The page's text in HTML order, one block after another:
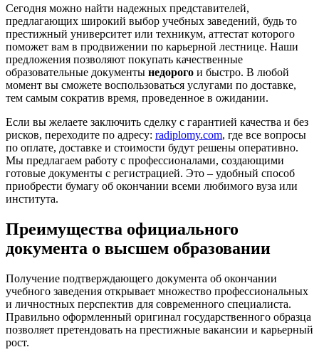
Сегодня можно найти надежных представителей,
предлагающих широкий выбор учебных заведений, будь то
престижный университет или техникум, аттестат которого
поможет вам в продвижении по карьерной лестнице. Наши
предложения позволяют покупать качественные
образовательные документы недорого и быстро. В любой
момент вы сможете воспользоваться услугами по доставке,
тем самым сократив время, проведенное в ожидании.
Если вы желаете заключить сделку с гарантией качества и без
рисков, переходите по адресу: radiplomy.com, где все вопросы
по оплате, доставке и стоимости будут решены оперативно.
Мы предлагаем работу с профессионалами, создающими
готовые документы с регистрацией. Это – удобный способ
приобрести бумагу об окончании всеми любимого вуза или
института.
Преимущества официального
документа о высшем образовании
Получение подтверждающего документа об окончании
учебного заведения открывает множество профессиональных
и личностных перспектив для современного специалиста.
Правильно оформленный оригинал государственного образца
позволяет претендовать на престижные вакансии и карьерный
рост.